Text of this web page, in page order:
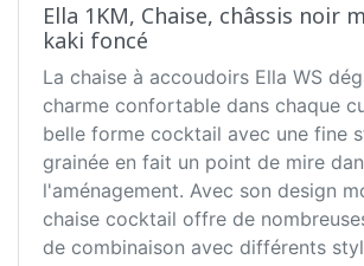
Ella 1KM, Chaise, châssis noir
kaki foncé
La chaise à accoudoirs Ella WS
charme confortable dans chaque
belle forme cocktail avec une fine
grainée en fait un point de mire
l'aménagement. Avec son design
chaise cocktail offre de
de combinaison avec différents